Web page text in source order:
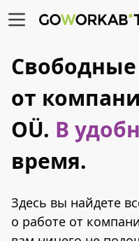
от
OÜ. В
время.
Здесь вы найдете
о работе от